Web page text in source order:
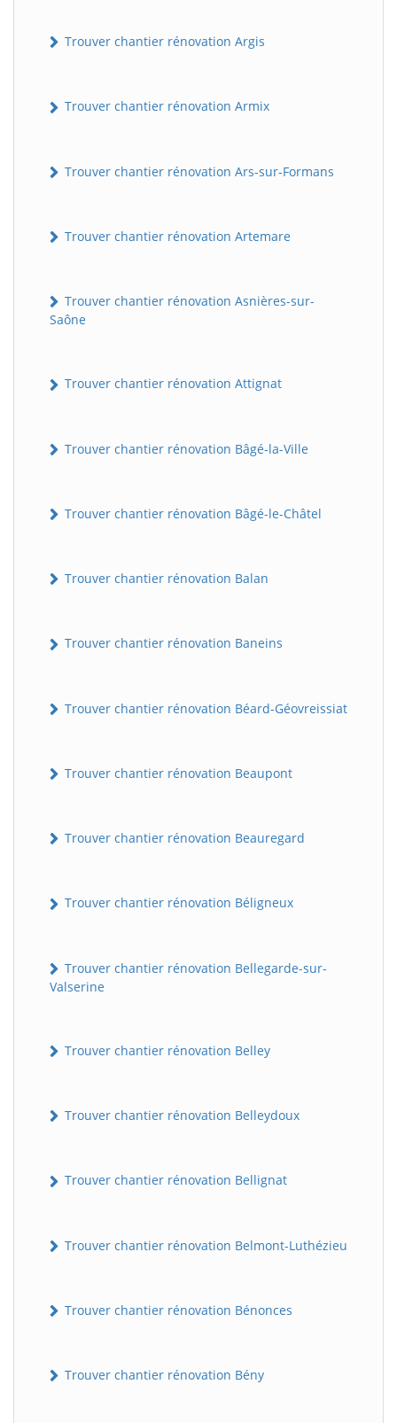
Trouver chantier rénovation Argis
Trouver chantier rénovation Armix
Trouver chantier rénovation Ars-sur-Formans
Trouver chantier rénovation Artemare
Trouver chantier rénovation Asnières-sur-
Saône
Trouver chantier rénovation Attignat
Trouver chantier rénovation Bâgé-la-Ville
Trouver chantier rénovation Bâgé-le-Châtel
Trouver chantier rénovation Balan
Trouver chantier rénovation Baneins
Trouver chantier rénovation Béard-Géovreissiat
Trouver chantier rénovation Beaupont
Trouver chantier rénovation Beauregard
Trouver chantier rénovation Béligneux
Trouver chantier rénovation Bellegarde-sur-
Valserine
Trouver chantier rénovation Belley
Trouver chantier rénovation Belleydoux
Trouver chantier rénovation Bellignat
Trouver chantier rénovation Belmont-Luthézieu
Trouver chantier rénovation Bénonces
Trouver chantier rénovation Bény